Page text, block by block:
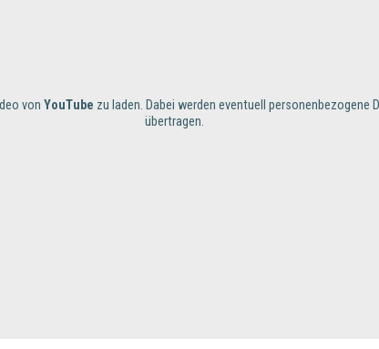
vonYouTube zu laden. Dabei werden eventuell personenbezogene
übertragen.